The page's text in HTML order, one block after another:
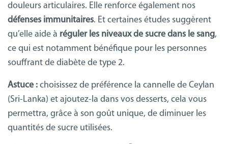
douleurs articulaires. Elle renforce également nos
défenses immunitaires. Et certaines études suggèrent
qu’elle aide à réguler les niveaux de sucre dans le sang,
ce qui est notamment bénéfique pour les personnes
souffrant de diabète de type 2.
Astuce : choisissez de préférence la cannelle de Ceylan
(Sri-Lanka) et ajoutez-la dans vos desserts, cela vous
permettra, grâce à son goût unique, de diminuer les
quantités de sucre utilisées.